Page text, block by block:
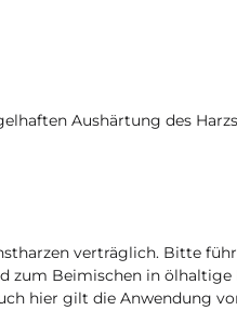
Aushärtung des
verträglich. Bitte
zum Beimischen in ölhaltige
hier gilt die Anwendung